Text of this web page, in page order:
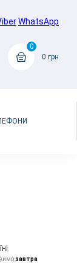
WhatsApp
0
0 грн
завтра